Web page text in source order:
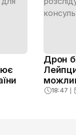
Дрон
18:47 ❘